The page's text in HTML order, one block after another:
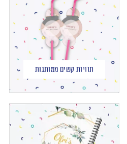
תוויות קשים ממותגות